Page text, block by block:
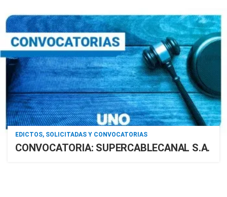
EDICTOS, SOLICITADAS Y CONVOCATORIAS
CONVOCATORIA: SUPERCABLECANAL S.A.